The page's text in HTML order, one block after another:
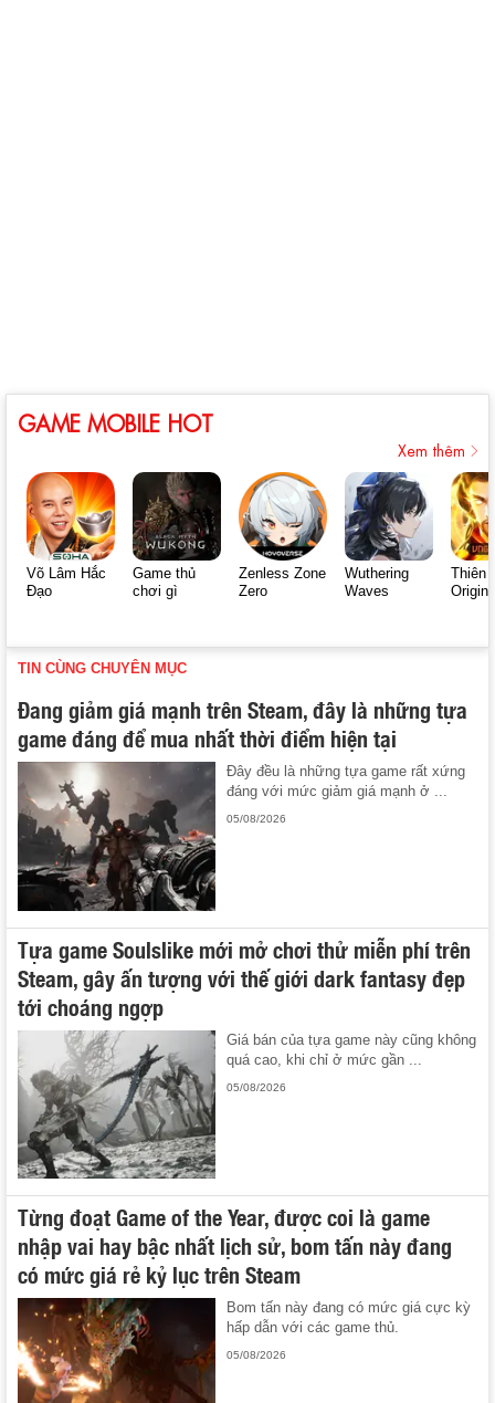
GAME MOBILE HOT
Xem thêm
Võ Lâm Hắc
Đạo
Game thủ
chơi gì
Zenless Zone
Zero
Wuthering
Waves
Thiên
Origin
TIN CÙNG CHUYÊN MỤC
Đang giảm giá mạnh trên Steam, đây là những tựa
game đáng để mua nhất thời điểm hiện tại
Đây đều là những tựa game rất xứng
đáng với mức giảm giá mạnh ở ...
05/08/2026
Tựa game Soulslike mới mở chơi thử miễn phí trên
Steam, gây ấn tượng với thế giới dark fantasy đẹp
tới choáng ngợp
Giá bán của tựa game này cũng không
quá cao, khi chỉ ở mức gần ...
05/08/2026
Từng đoạt Game of the Year, được coi là game
nhập vai hay bậc nhất lịch sử, bom tấn này đang
có mức giá rẻ kỷ lục trên Steam
Bom tấn này đang có mức giá cực kỳ
hấp dẫn với các game thủ.
05/08/2026